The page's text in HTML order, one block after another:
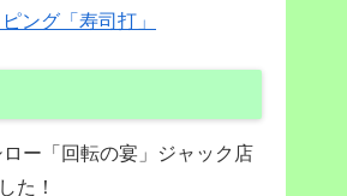
ング「寿司打」
ロー「回転の宴」ジャック店
た！